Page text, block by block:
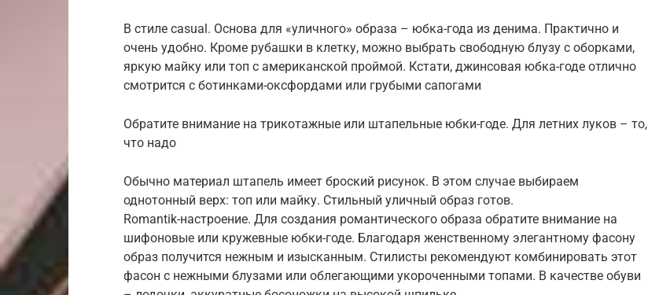
В стиле casual. Основа для «уличного» образа – юбка-года из денима. Практично и
очень удобно. Кроме рубашки в клетку, можно выбрать свободную блузу с оборками,
яркую майку или топ с американской проймой. Кстати, джинсовая юбка-годе отлично
смотрится с ботинками-оксфордами или грубыми сапогами
Обратите внимание на трикотажные или штапельные юбки-годе. Для летних луков – то,
что надо
Обычно материал штапель имеет броский рисунок. В этом случае выбираем
однотонный верх: топ или майку. Стильный уличный образ готов.
Romantik-настроение. Для создания романтического образа обратите внимание на
шифоновые или кружевные юбки-годе. Благодаря женственному элегантному фасону
образ получится нежным и изысканным. Стилисты рекомендуют комбинировать этот
фасон с нежными блузами или облегающими укороченными топами. В качестве обуви